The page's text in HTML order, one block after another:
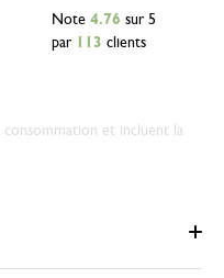
Note 4.76 sur 5
par
113 clients
consommation et incluent la